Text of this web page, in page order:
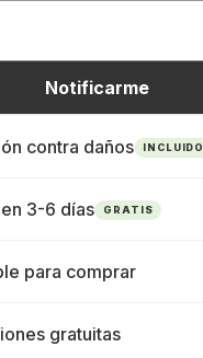
Notificarme
contra daños INCLUIDO
3-6 días GRATIS
para comprar
gratuitas